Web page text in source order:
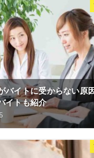
バイトに受からない原
イトも紹介